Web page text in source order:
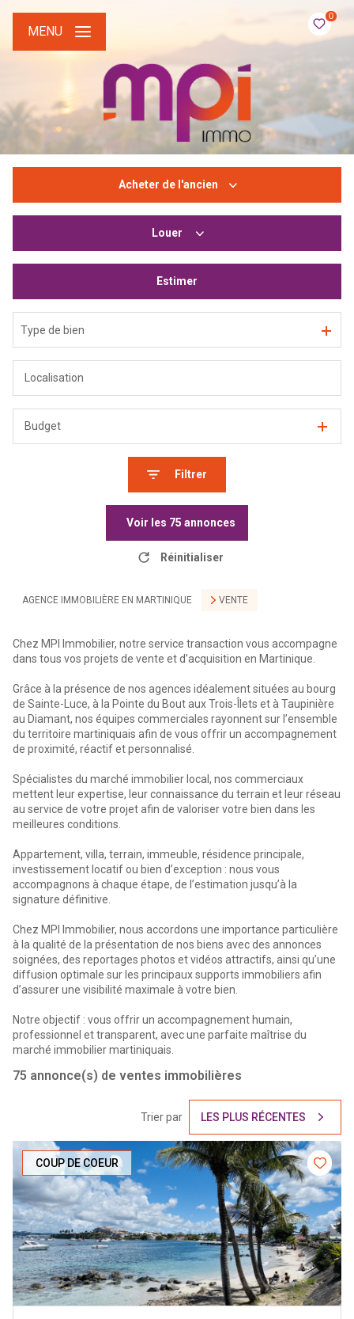
0
MENU
Acheter de l'ancien
Du neuf
Louer
De l'immo pro
Estimer
Type de bien
Budget
Filtrer
Voir les 75 annonces
Réinitialiser
AGENCE IMMOBILIÈRE EN MARTINIQUE VENTE
Chez MPI Immobilier, notre service transaction vous accompagne
dans tous vos projets de vente et d’acquisition en Martinique.
Grâce à la présence de nos agences idéalement situées au bourg
de Sainte-Luce, à la Pointe du Bout aux Trois-Îlets et à Taupinière
au Diamant, nos équipes commerciales rayonnent sur l’ensemble
du territoire martiniquais afin de vous offrir un accompagnement
de proximité, réactif et personnalisé.
Spécialistes du marché immobilier local, nos commerciaux
mettent leur expertise, leur connaissance du terrain et leur réseau
au service de votre projet afin de valoriser votre bien dans les
meilleures conditions.
Appartement, villa, terrain, immeuble, résidence principale,
investissement locatif ou bien d’exception : nous vous
accompagnons à chaque étape, de l’estimation jusqu’à la
signature définitive.
Chez MPI Immobilier, nous accordons une importance particulière
à la qualité de la présentation de nos biens avec des annonces
soignées, des reportages photos et vidéos attractifs, ainsi qu’une
diffusion optimale sur les principaux supports immobiliers afin
d’assurer une visibilité maximale à votre bien.
Notre objectif : vous offrir un accompagnement humain,
professionnel et transparent, avec une parfaite maîtrise du
marché immobilier martiniquais.
75 annonce(s) de ventes immobilières
Trier par LES PLUS RÉCENTES
COUP DE COEUR